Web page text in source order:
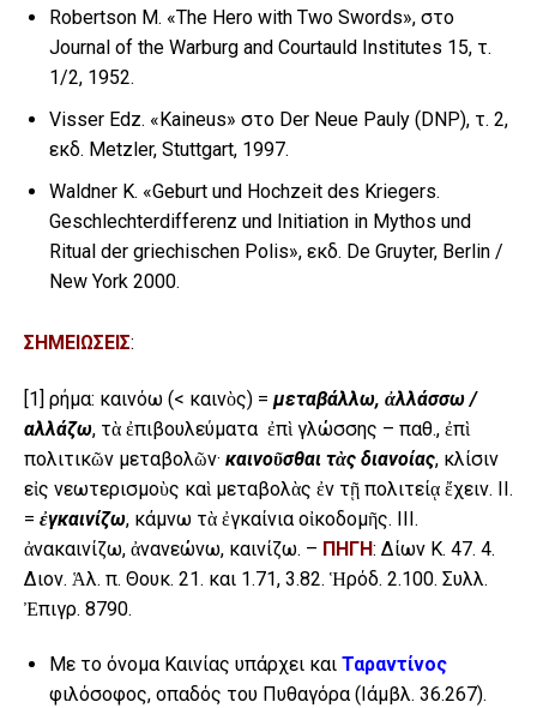
Robertson M. «The Hero with Two Swords», στο
Journal of the Warburg and Courtauld Institutes 15, τ.
1/2, 1952.
Visser Edz. «Kaineus» στο Der Neue Pauly (DNP), τ. 2,
εκδ. Metzler, Stuttgart, 1997.
Waldner K. «Geburt und Hochzeit des Kriegers.
Geschlechterdifferenz und Initiation in Mythos und
Ritual der griechischen Polis», εκδ. De Gruyter, Berlin /
New York 2000.
ΣΗΜΕΙΩΣΕΙΣ:
[1] ρήμα: καινόω (< καινὸς) = μεταβάλλω, ἀλλάσσω /
αλλάζω, τὰ ἐπιβουλεύματα ἐπὶ γλώσσης – παθ., ἐπὶ
πολιτικῶν μεταβολῶν· καινοῦσθαι τὰς διανοίας, κλίσιν
εἰς νεωτερισμοὺς καὶ μεταβολὰς ἐν τῇ πολιτείᾳ ἔχειν. ΙΙ.
= ἐγκαινίζω, κάμνω τὰ ἐγκαίνια οἰκοδομῆς. ΙΙΙ.
ἀνακαινίζω, ἀνανεώνω, καινίζω. – ΠΗΓΗ: Δίων Κ. 47. 4.
Διον. Ἁλ. π. Θουκ. 21. και 1.71, 3.82. Ἡρόδ. 2.100. Συλλ.
Ἐπιγρ. 8790.
Με το όνομα Καινίας υπάρχει και Ταραντίνος
φιλόσοφος, οπαδός του Πυθαγόρα (Ιάμβλ. 36.267).